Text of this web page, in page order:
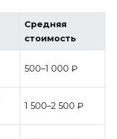
Средняя
стоимость
500–1 000 ₽
1 500–2 500 ₽